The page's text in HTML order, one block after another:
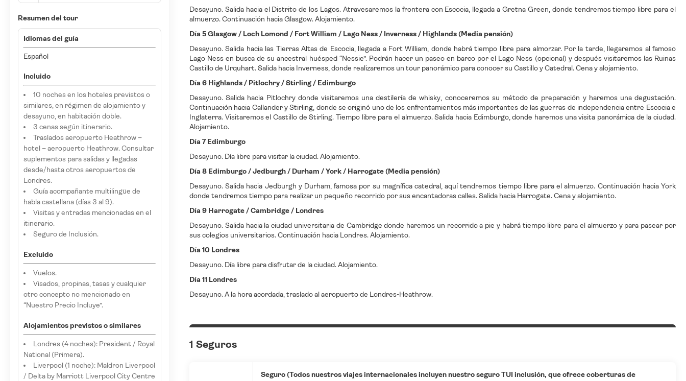
Desayuno. Salida hacia el Distrito de los Lagos. Atravesaremos la frontera con Escocia, llegada a Gretna Green, donde tendremos tiempo libre para el
almuerzo. Continuación hacia Glasgow. Alojamiento.
Día 5 Glasgow / Loch Lomond / Fort William / Lago Ness / Inverness / Highlands (Media pensión)
Desayuno. Salida hacia las Tierras Altas de Escocia, llegada a Fort William, donde habrá tiempo libre para almorzar. Por la tarde, llegaremos al famoso
Lago Ness en busca de su ancestral huésped “Nessie”. Podrán hacer un paseo en barco por el Lago Ness (opcional) y después visitaremos las Ruinas
Castillo de Urquhart. Salida hacia Inverness, donde realizaremos un tour panorámico para conocer su Castillo y Catedral. Cena y alojamiento.
Día 6 Highlands / Pitlochry / Stirling / Edimburgo
Desayuno. Salida hacia Pitlochry donde visitaremos una destilería de whisky, conoceremos su método de preparación y haremos una degustación.
Continuación hacia Callander y Stirling, donde se originó uno de los enfrentamientos más importantes de las guerras de independencia entre Escocia e
Inglaterra. Visitaremos el Castillo de Stirling. Tiempo libre para el almuerzo. Salida hacia Edimburgo, donde haremos una visita panorámica de la ciudad.
Alojamiento.
Día 7 Edimburgo
Desayuno. Día libre para visitar la ciudad. Alojamiento.
Día 8 Edimburgo / Jedburgh / Durham / York / Harrogate (Media pensión)
Desayuno. Salida hacia Jedburgh y Durham, famosa por su magnífica catedral, aquí tendremos tiempo libre para el almuerzo. Continuación hacia York
donde tendremos tiempo para realizar un pequeño recorrido por sus encantadoras calles. Salida hacia Harrogate. Cena y alojamiento.
Día 9 Harrogate / Cambridge / Londres
Desayuno. Salida hacia la ciudad universitaria de Cambridge donde haremos un recorrido a pie y habrá tiempo libre para el almuerzo y para pasear por
sus colegios universitarios. Continuación hacia Londres. Alojamiento.
Día 10 Londres
Desayuno. Día libre para disfrutar de la ciudad. Alojamiento.
Día 11 Londres
Desayuno. A la hora acordada, traslado al aeropuerto de Londres-Heathrow.
1 Seguros
Seguro (Todos nuestros viajes internacionales incluyen nuestro seguro TUI inclusión, que ofrece coberturas de
Resumen del tour
Idiomas del guía
Español
Incluido
10 noches en los hoteles previstos o
similares, en régimen de alojamiento y
desayuno, en habitación doble.
3 cenas según itinerario.
Traslados aeropuerto Heathrow –
hotel – aeropuerto Heathrow. Consultar
suplementos para salidas y llegadas
desde/hasta otros aeropuertos de
Londres.
Guía acompañante multilingüe de
habla castellana (días 3 al 9).
Visitas y entradas mencionadas en el
itinerario.
Seguro de Inclusión.
Excluido
Vuelos.
Visados, propinas, tasas y cualquier
otro concepto no mencionado en
“Nuestro Precio Incluye”.
Alojamientos previstos o similares
Londres (4 noches): President / Royal
National (Primera).
Liverpool (1 noche): Maldron Liverpool
/ Delta by Marriott Liverpool City Centre